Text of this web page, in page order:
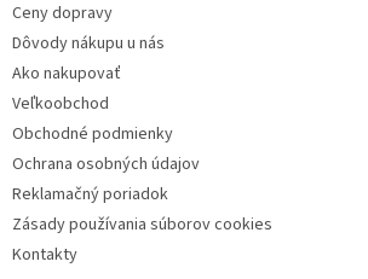
Ceny dopravy
Dôvody nákupu u nás
Ako nakupovať
Veľkoobchod
Obchodné podmienky
Ochrana osobných údajov
Reklamačný poriadok
Zásady používania súborov cookies
Kontakty